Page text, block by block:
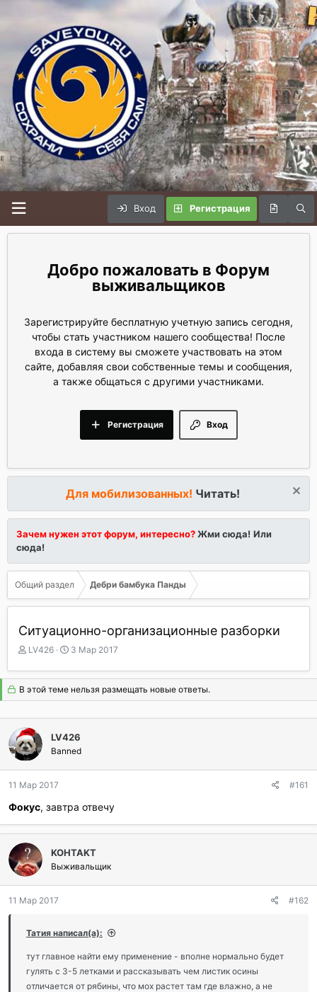
Вход Регистрация
Форум
выживальщиков
Зарегистрируйте бесплатную учетную запись сегодня,
чтобы стать участником нашего сообщества! После
входа в систему вы сможете участвовать на этом
сайте, добавляя свои собственные темы и сообщения,
а также общаться с другими участниками.
Вход
Регистрация
Для мобилизованных! Читать!
Зачем нужен этот форум, интересно?Жми сюда! Или
сюда!
Общий раздел Дебри бамбука Панды
Ситуационно-организационные разборки
А
т
о
р
е
м
ы
LV426
Д
т
а
н
а
л
3 Мар 2017
В этой теме нельзя размещать новые ответы.
LV426
Banned
11 Мар 2017 #161
Фокус, завтра отвечу
KOHTAKT
Выживальщик
11 Мар 2017 #162
Татия написал(а):
тут главное найти ему применение - вполне нормально будет
гулять с 3-5 летками и рассказывать чем листик осины
отличается от рябины, что мох растет там где влажно, а не